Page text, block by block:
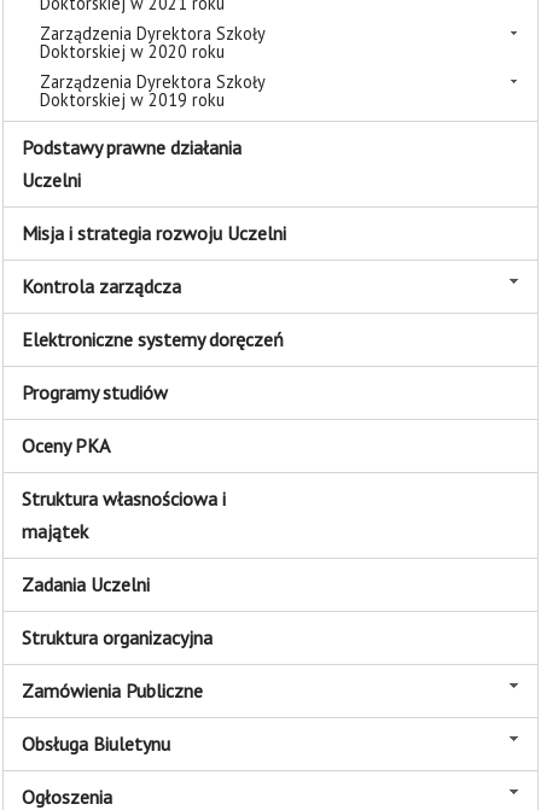
Zarządzenia Dyrektora Szkoły
Doktorskiej w 2020 roku
Zarządzenia Dyrektora Szkoły
Doktorskiej w 2019 roku
Podstawy prawne działania
Uczelni
Misja i strategia rozwoju Uczelni
Kontrola zarządcza
Elektroniczne systemy doręczeń
Programy studiów
Oceny PKA
Struktura własnościowa i
majątek
Zadania Uczelni
Struktura organizacyjna
Zamówienia Publiczne
Obsługa Biuletynu
Ogłoszenia